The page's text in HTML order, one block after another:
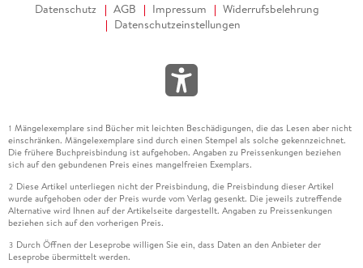
Datenschutz AGB Impressum
Widerrufsbelehrung
Datenschutzeinstellungen
1 Mängelexemplare sind Bücher mit leichten Beschädigungen, die das Lesen aber nicht
einschränken. Mängelexemplare sind durch einen Stempel als solche gekennzeichnet.
Die frühere Buchpreisbindung ist aufgehoben. Angaben zu Preissenkungen beziehen
sich auf den gebundenen Preis eines mangelfreien Exemplars.
2 Diese Artikel unterliegen nicht der Preisbindung, die Preisbindung dieser Artikel
wurde aufgehoben oder der Preis wurde vom Verlag gesenkt. Die jeweils zutreffende
Alternative wird Ihnen auf der Artikelseite dargestellt. Angaben zu Preissenkungen
beziehen sich auf den vorherigen Preis.
3 Durch Öffnen der Leseprobe willigen Sie ein, dass Daten an den Anbieter der
Leseprobe übermittelt werden.